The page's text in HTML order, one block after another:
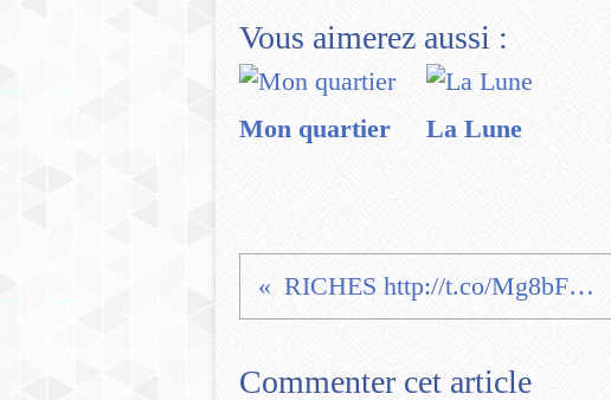
Vous aimerez aussi :
Mon quartier La Lune
RICHES http://t.co/Mg8bFwfKZC #vie
Commenter cet article